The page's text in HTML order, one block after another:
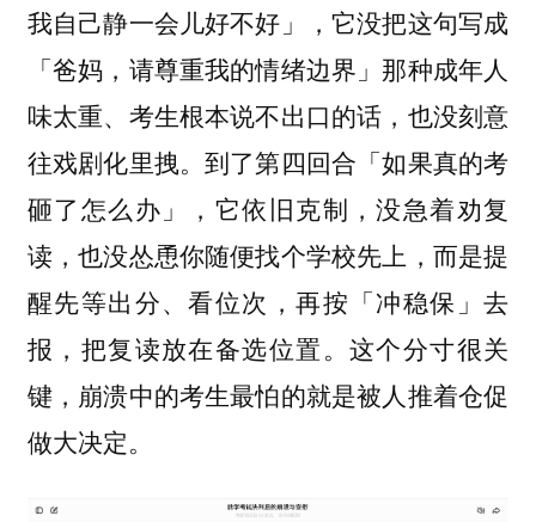
我自己静一会儿好不好」，它没把这句写成
「爸妈，请尊重我的情绪边界」那种成年人
味太重、考生根本说不出口的话，也没刻意
往戏剧化里拽。到了第四回合「如果真的考
砸了怎么办」，它依旧克制，没急着劝复
读，也没怂恿你随便找个学校先上，而是提
醒先等出分、看位次，再按「冲稳保」去
报，把复读放在备选位置。 这个分寸很关
键，崩溃中的考生最怕的就是被人推着仓促
做大决定。